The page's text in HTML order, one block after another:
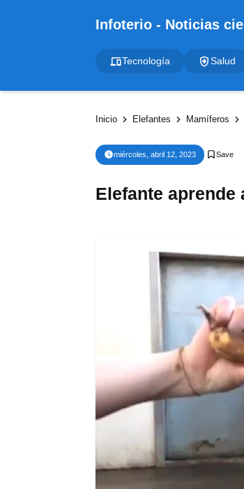
Tecnología Salud
Inicio Elefantes Mamíferos
miércoles, abril 12, 2023
Elefante